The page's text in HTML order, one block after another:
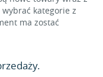
kategorie z
ma zostać